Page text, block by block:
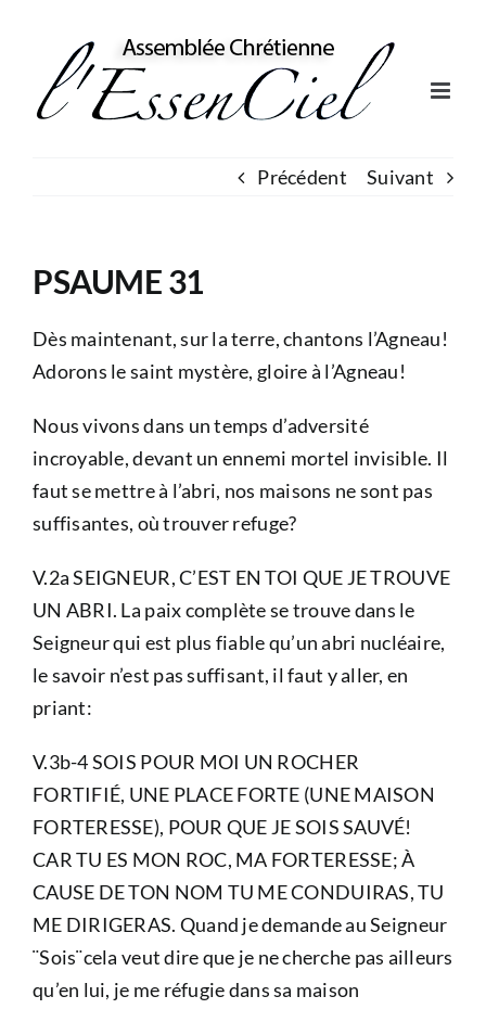
content
Précédent Suivant
PSAUME 31
Dès maintenant, sur la terre, chantons l’Agneau!
Adorons le saint mystère, gloire à l’Agneau!
Nous vivons dans un temps d’adversité
incroyable, devant un ennemi mortel invisible. Il
faut se mettre à l’abri, nos maisons ne sont pas
suffisantes, où trouver refuge?
V.2a SEIGNEUR, C’EST EN TOI QUE JE TROUVE
UN ABRI. La paix complète se trouve dans le
Seigneur qui est plus fiable qu’un abri nucléaire,
le savoir n’est pas suffisant, il faut y aller, en
priant:
V.3b-4 SOIS POUR MOI UN ROCHER
FORTIFIÉ, UNE PLACE FORTE (UNE MAISON
FORTERESSE), POUR QUE JE SOIS SAUVÉ!
CAR TU ES MON ROC, MA FORTERESSE; À
CAUSE DE TON NOM TU ME CONDUIRAS, TU
ME DIRIGERAS. Quand je demande au Seigneur
¨Sois¨cela veut dire que je ne cherche pas ailleurs
qu’en lui, je me réfugie dans sa maison